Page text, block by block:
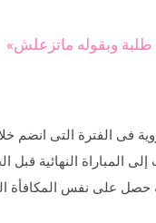
وبقوله ماتزعلش»
فى الفترة التى انضم
المباراة النهائية قبل
على نفس المكافأة